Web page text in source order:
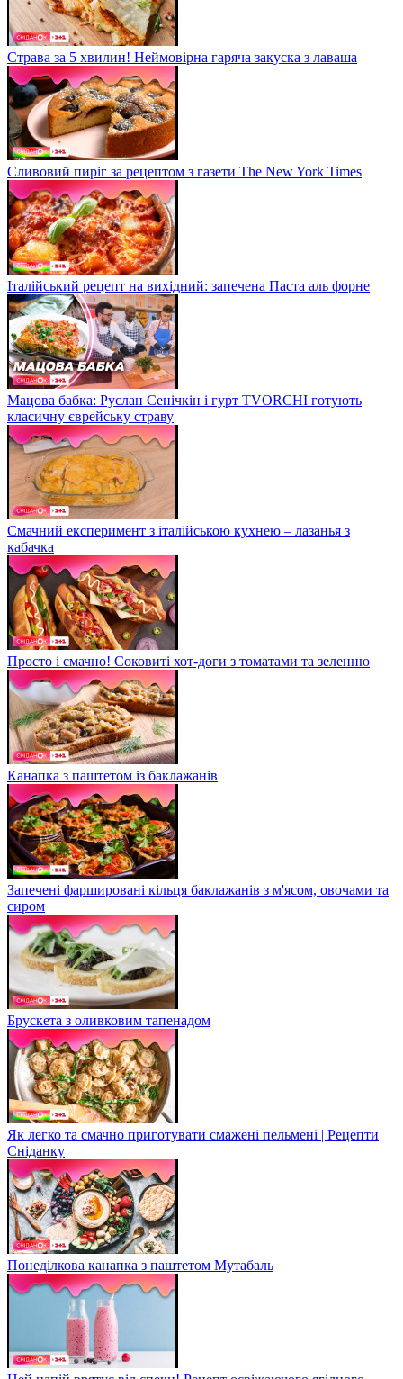
Страва за 5 хвилин! Неймовірна гаряча закуска з лаваша
Сливовий пиріг за рецептом з газети The New York Times
Італійський рецепт на вихідний: запечена Паста аль форне
Мацова бабка: Руслан Сенічкін і гурт TVORCHI готують
класичну єврейську страву
Смачний експеримент з італійською кухнею – лазанья з
кабачка
Просто і смачно! Соковиті хот-доги з томатами та зеленню
Канапка з паштетом із баклажанів
Запечені фаршировані кільця баклажанів з м'ясом, овочами та
сиром
Брускета з оливковим тапенадом
Як легко та смачно приготувати смажені пельмені | Рецепти
Сніданку
Понеділкова канапка з паштетом Мутабаль